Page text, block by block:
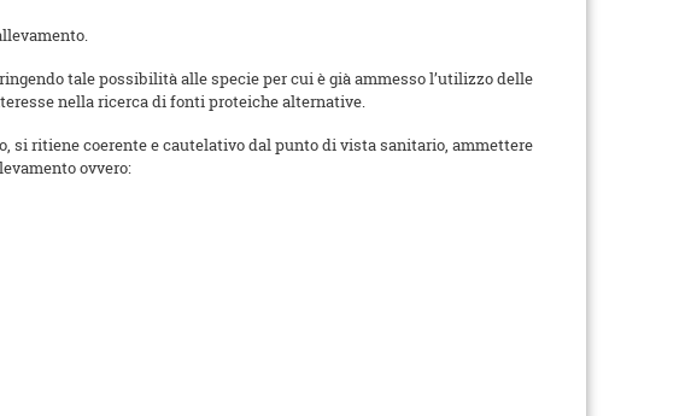
tale possibilità alle specie per cui è già ammesso l’utilizzo delle
nella ricerca di fonti proteiche alternative.
ritiene coerente e cautelativo dal punto di vista sanitario, ammettere
ovvero: